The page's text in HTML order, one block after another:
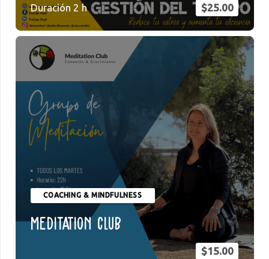
Duración 2 h $25.00
COACHING & MINDFULNESS
Meditation Club
$15.00